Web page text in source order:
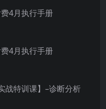
4月执行手册
4月执行手册
战特训课】–诊断分析